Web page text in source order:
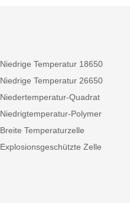
Niedrige Temperatur 18650
Niedrige Temperatur 26650
Niedertemperatur-Quadrat
Niedrigtemperatur-Polymer
Breite Temperaturzelle
Explosionsgeschützte Zelle